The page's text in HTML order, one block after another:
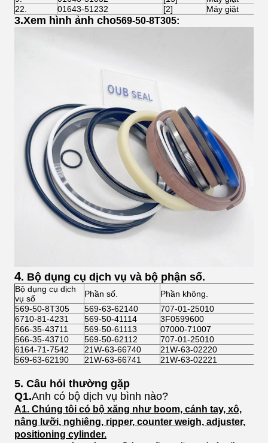
22.
01643-51232 [2] Máy giặt
3.Xem hình ảnh cho569-50-8T305:
4. Bộ dụng cụ dịch vụ và bộ phận số.
Bộ dụng cụ dịch
vụ số
Phần số.
Phần không.
569-50-8T305
569-63-62140
707-01-25010
6710-81-4231
569-50-41114
3F0599600
566-35-43711
569-50-61113
07000-71007
566-35-43710
569-50-62112
707-01-25010
6164-71-7542
21W-63-66740
21W-63-02220
569-63-62190
21W-63-66741 21W-63-02221
5. Câu hỏi thường gặp
Q1.Anh có bộ dịch vụ bình nào?
A1. Chúng tôi có bộ xăng như boom, cánh tay, xô,
nâng lưỡi, nghiêng, ripper, counter weigh, adjuster,
positioning cylinder.